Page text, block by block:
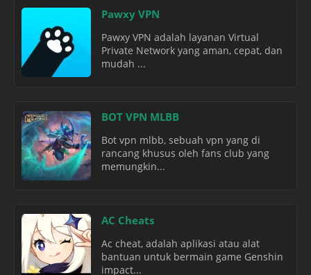
Pawxy VPN
Pawxy VPN adalah layanan Virtual
Private Network yang aman, cepat, dan
mudah ...
BOT VPN MLBB
Bot vpn mlbb, sebuah vpn yang di
rancang khusus oleh fans club yang
memungkin...
AC Cheats
Ac cheat, adalah aplikasi atau alat
bantuan untuk bermain game Genshin
impact...